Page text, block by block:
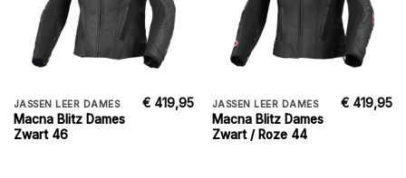
JASSEN LEER DAMES
Macna Blitz Dames
Zwart 46
€ 419,95 JASSEN LEER DAMES
Macna Blitz Dames
Zwart / Roze 44
€ 419,95